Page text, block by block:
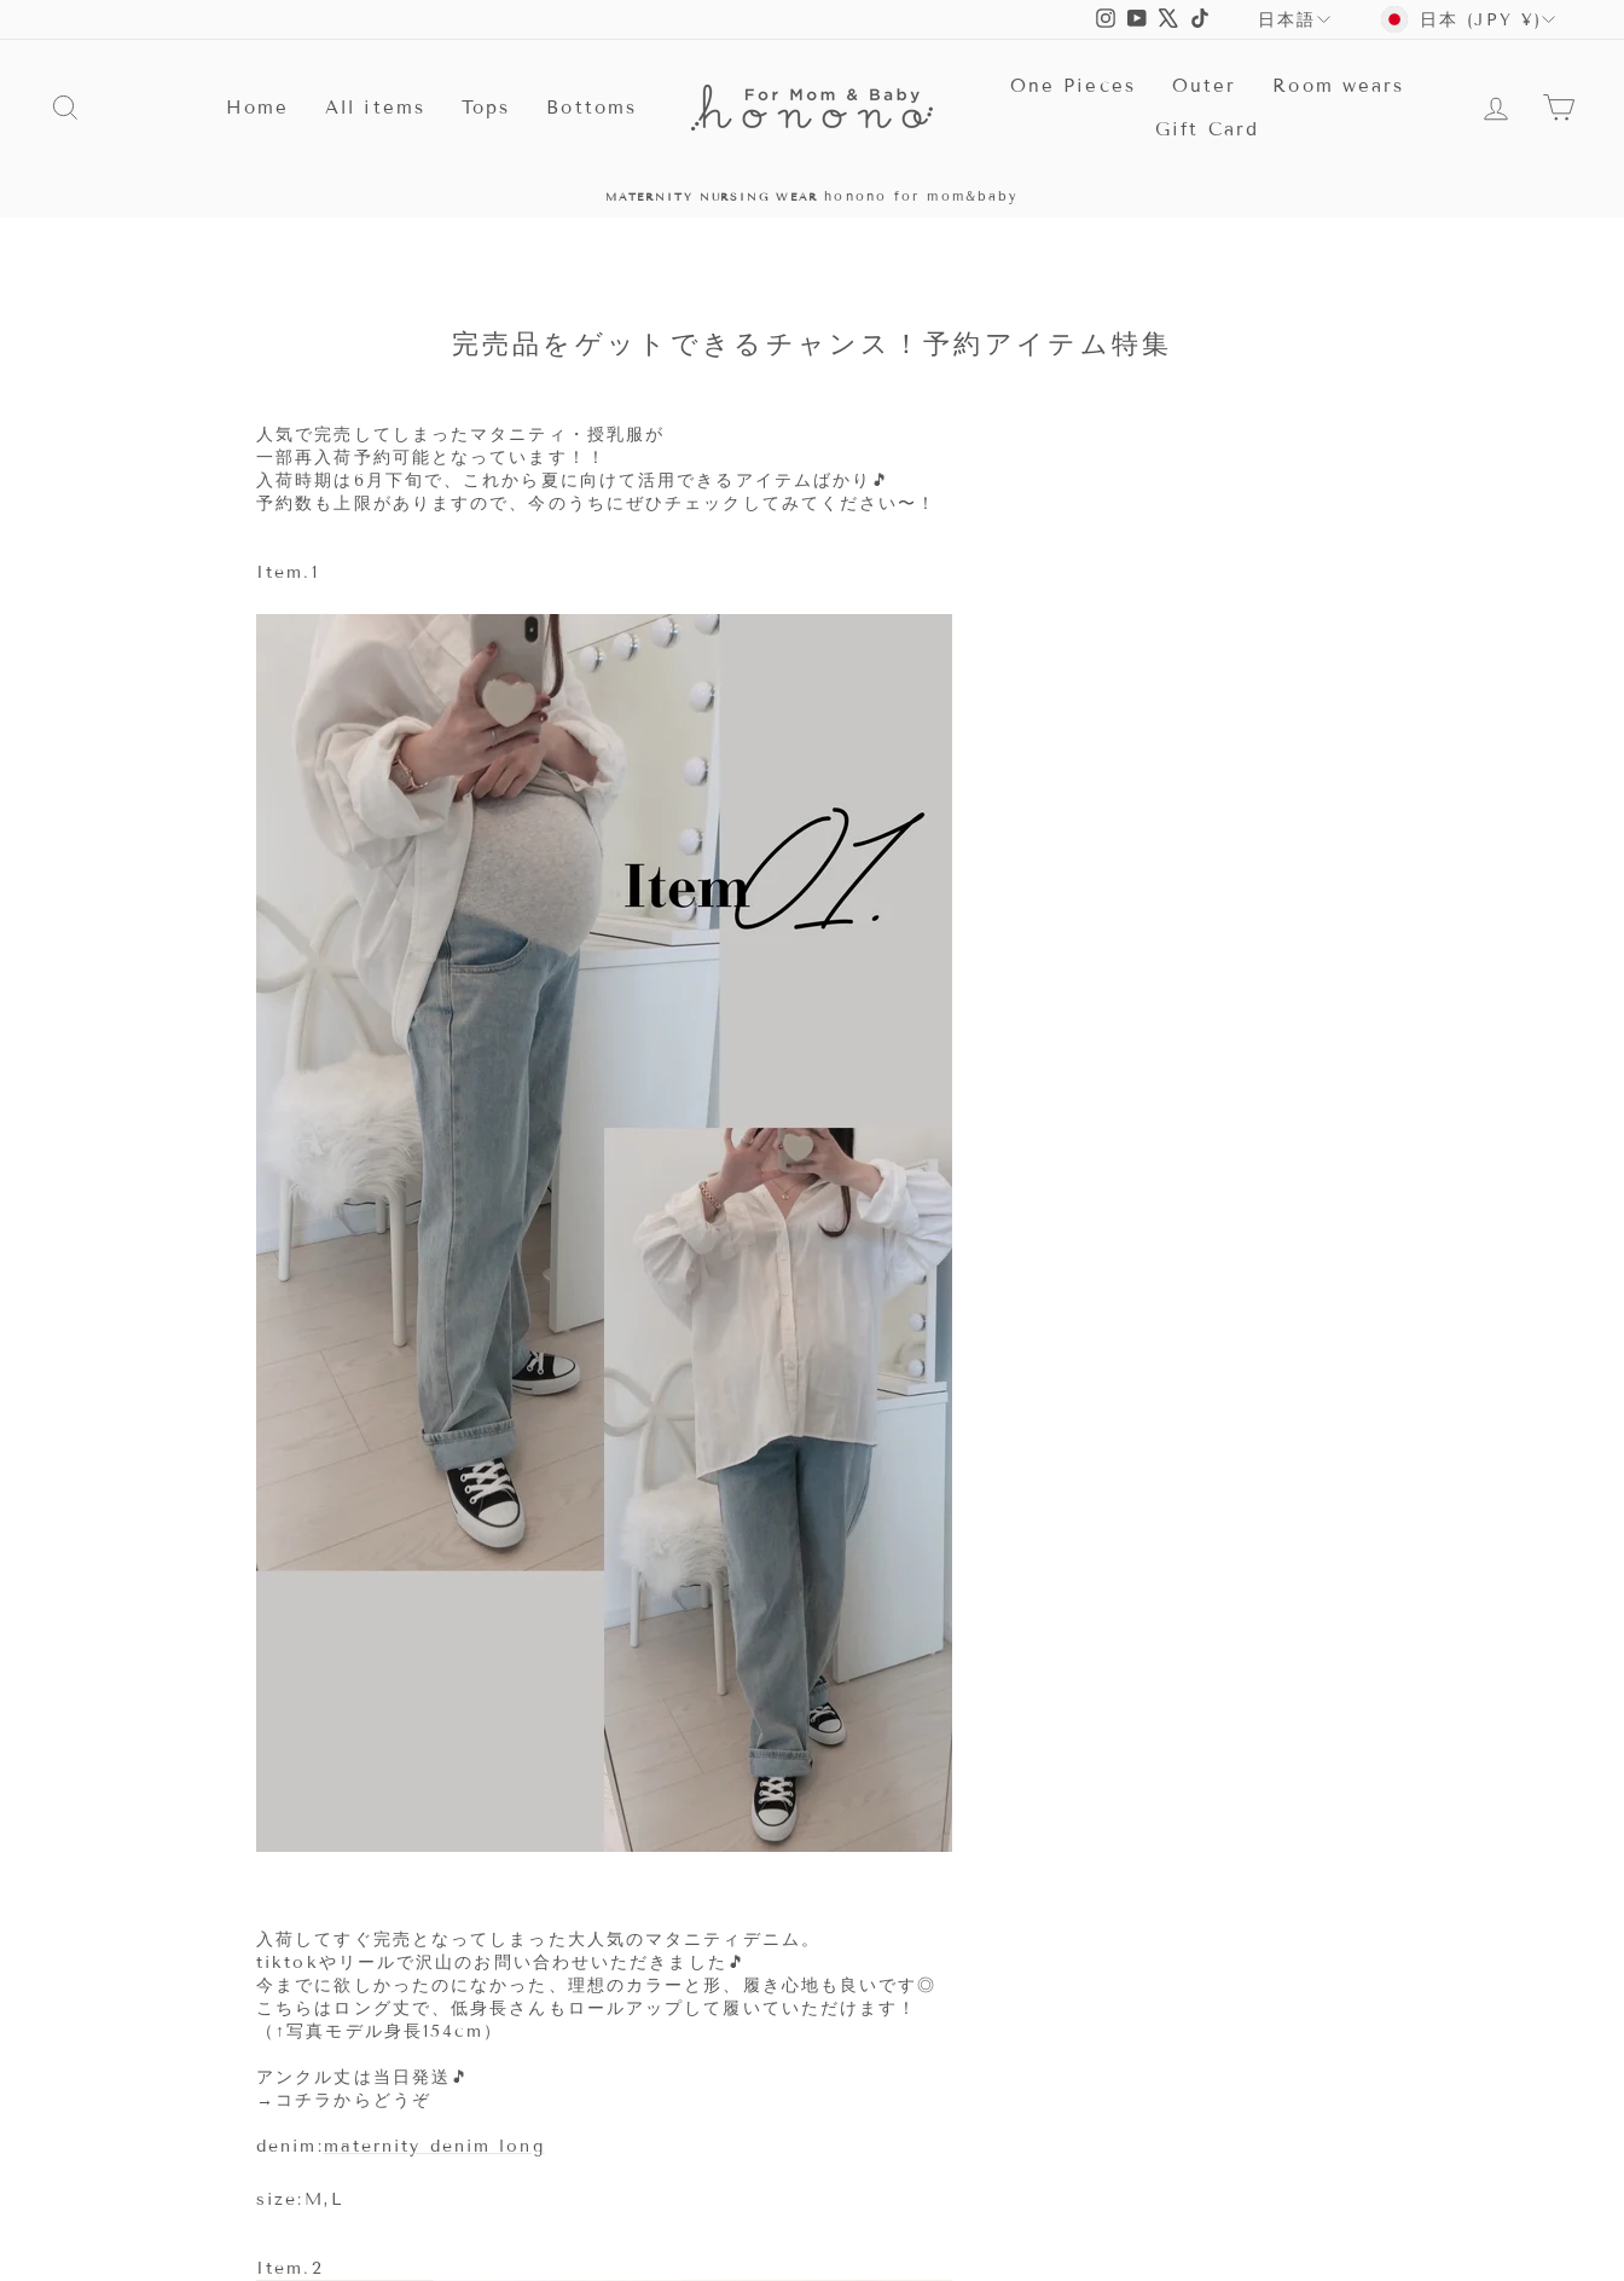
Instagram
YouTube TikTok言
日本語 日本 (JPY ¥)
Home All items Tops Bottoms
One Pieces Outer
Room wears
Gift Card
ログイン
¥15,000以上で送料無料 1~3営業日で発送
完売品をゲットできるチャンス！予約アイテム特集
人気で完売してしまったマタニティ・授乳服が
一部再入荷予約可能となっています！！
入荷時期は6月下旬で、これから夏に向けて活用できるアイテムばかり🎵
予約数も上限がありますので、今のうちにぜひチェックしてみてください〜！
Item.1
入荷してすぐ完売となってしまった大人気のマタニティデニム。
tiktokやリールで沢山のお問い合わせいただきました🎵
今までに欲しかったのになかった、理想のカラーと形、履き心地も良いです◎
こちらはロング丈で、低身長さんもロールアップして履いていただけます！
（↑写真モデル身長154cm）
アンクル丈は当日発送🎵
→コチラからどうぞ
denim:maternity denim long
size:M,L
Item.2